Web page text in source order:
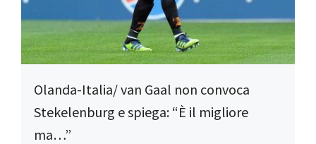
Olanda-Italia/ van Gaal non convoca
Stekelenburg e spiega: “È il migliore
ma…”